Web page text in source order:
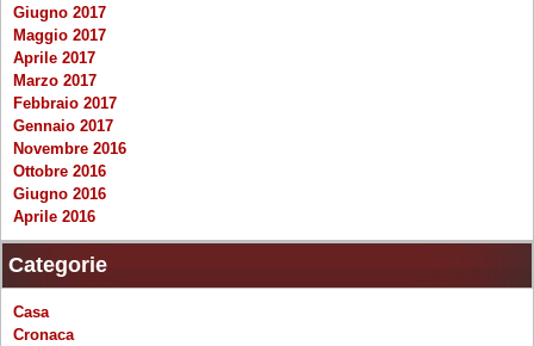
Giugno 2017
Maggio 2017
Aprile 2017
Marzo 2017
Febbraio 2017
Gennaio 2017
Novembre 2016
Ottobre 2016
Giugno 2016
Aprile 2016
Categorie
Casa
Cronaca